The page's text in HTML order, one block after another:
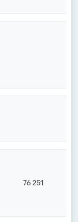
76 251